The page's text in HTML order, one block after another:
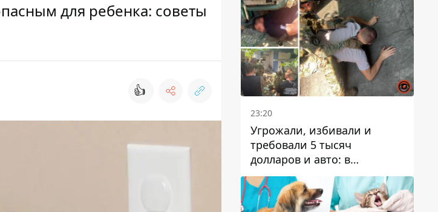
для ребенка: советы
👍
23:20
Угрожали, избивали и
требовали 5 тысяч
долларов и авто: в
Павлограде задержали двух
мужчин